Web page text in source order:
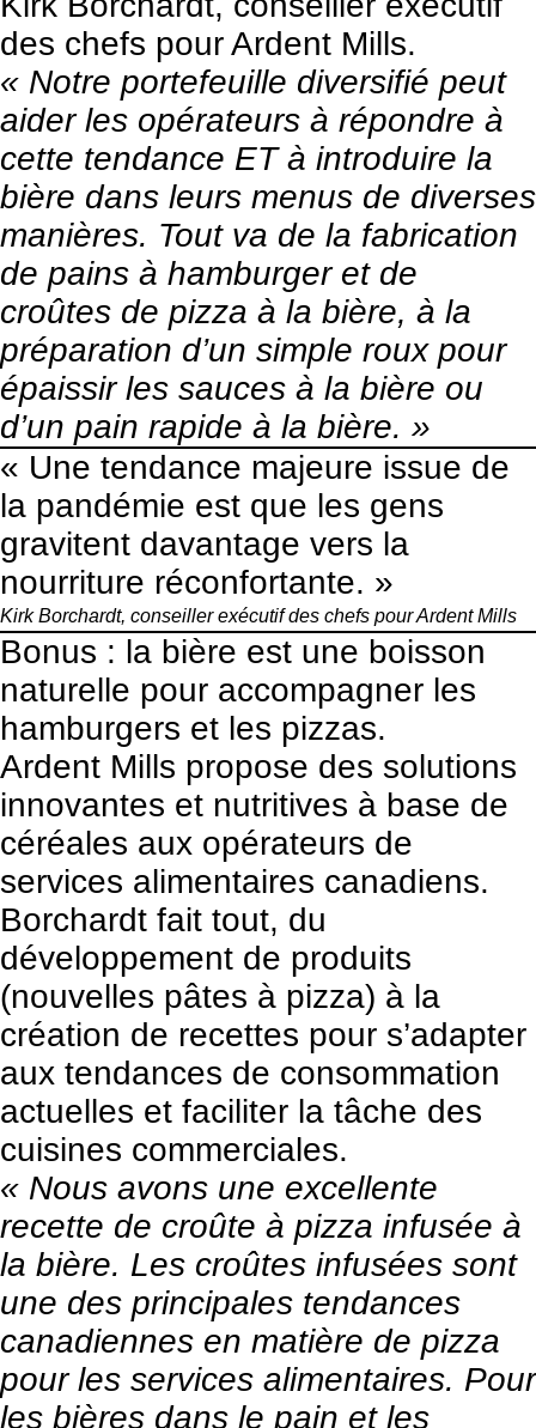
des chefs pourArdent Mills.
« Notre portefeuille diversifié peut
aider les opérateurs à répondre à
cette tendance ET à introduire la
bière dans leurs menus de diverses
manières. Tout va de la fabrication
de pains à hamburger et de
croûtes de pizza à la bière, à la
préparation d’un simple roux pour
épaissir les sauces à la bière ou
d’un pain rapide à la bière. »
« Une tendance majeure issue de
la pandémie est que les gens
gravitent davantage vers la
nourriture réconfortante. »
Kirk Borchardt, conseiller exécutif des chefs pour Ardent Mills
Bonus : la bière est une boisson
naturelle pour accompagner les
hamburgers et les pizzas.
Ardent Mills propose des solutions
innovantes et nutritives à base de
céréales aux opérateurs de
services alimentaires canadiens.
Borchardt fait tout, du
développement de produits
(nouvelles pâtes à pizza) à la
création de recettes pour s’adapter
aux tendances de consommation
actuelles et faciliter la tâche des
cuisines commerciales.
« Nous avons une excellente
recette de croûte à pizza infusée à
la bière. Les croûtes infusées sont
une des principales tendances
canadiennes en matière de pizza
pour les services alimentaires. Pour
les bières dans le pain et les